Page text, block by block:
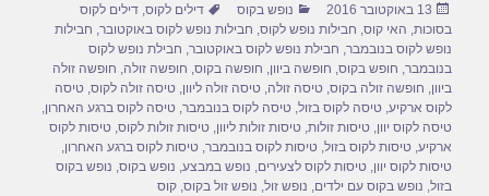
e
b
o
o
k
o
d
o
n
e
פורסם
בתאריך
13 באוקטובר 2016 קטגוריות
נופש בקוס תגיות
דילים לקוס,דילים לקוס
בסוכות, האי קוס, חבילות נופש לקוס, חבילות נופש לקוס באוקטובר, חבילות
נופש לקוס בנובמבר, חבילת נופש לקוס באוקטובר, חבילת נופש לקוס
בנובמבר, חופש בקוס, חופשה ביוון, חופשה בקוס, חופשה זולה, חופשה זולה
ביוון, חופשה זולה בקוס,טיסה זולה,טיסה זולה ליוון,טיסה זולה לקוס,טיסה
לקוס ארקיע,טיסה לקוס בזול,טיסה לקוס בנובמבר,טיסה לקוס ברגע האחרון,
טיסה לקוס יוון,טיסות זולות,טיסות זולות ליוון,טיסות זולות לקוס,טיסות לקוס
ארקיע,טיסות לקוס בזול,טיסות לקוס בנובמבר,טיסות לקוס ברגע האחרון,
טיסות לקוס יוון,טיסות לקוס לצעירים, נופש במבצע, נופש בקוס, נופש בקוס
בזול, נופש בקוס עם ילדים, נופש זול, נופש זול בקוס,קוס